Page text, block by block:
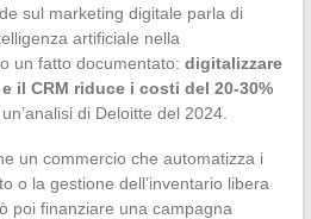
sul marketing digitale parla di
artificiale nella
un fatto documentato: digitalizzare
il CRM riduce i costi del 20-30%
di Deloitte del 2024.
un commercio che automatizza i
o la gestione dell’inventario libera
poi finanziare una campagna